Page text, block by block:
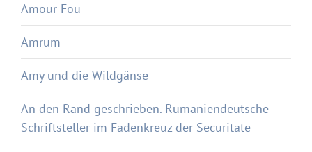
Amour Fou
Amrum
Amy und die Wildgänse
An den Rand geschrieben. Rumäniendeutsche
Schriftsteller im Fadenkreuz der Securitate